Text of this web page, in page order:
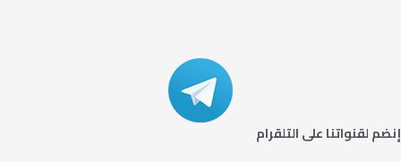
إنضم لقنواتنا على التلقرام